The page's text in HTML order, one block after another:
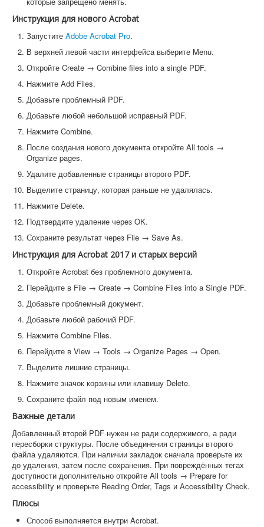
Инструкция для нового Acrobat
Запустите Adobe Acrobat Pro.
В верхней левой части интерфейса выберите Menu.
Откройте Create → Combine files into a single PDF.
Нажмите Add Files.
Добавьте проблемный PDF.
Добавьте любой небольшой исправный PDF.
Нажмите Combine.
После создания нового документа откройте All tools →
Organize pages.
Удалите добавленные страницы второго PDF.
Выделите страницу, которая раньше не удалялась.
Нажмите Delete.
Подтвердите удаление через OK.
Сохраните результат через File → Save As.
Инструкция для Acrobat 2017 и старых версий
Откройте Acrobat без проблемного документа.
Перейдите в File → Create → Combine Files into a Single PDF.
Добавьте проблемный документ.
Добавьте любой рабочий PDF.
Нажмите Combine Files.
Перейдите в View → Tools → Organize Pages → Open.
Выделите лишние страницы.
Нажмите значок корзины или клавишу Delete.
Сохраните файл под новым именем.
Важные детали
Добавленный второй PDF нужен не ради содержимого, а ради
пересборки структуры. После объединения страницы второго
файла удаляются. При наличии закладок сначала проверьте их
до удаления, затем после сохранения. При повреждённых тегах
доступности дополнительно откройте All tools → Prepare for
accessibility и проверьте Reading Order, Tags и Accessibility Check.
Плюсы
Способ выполняется внутри Acrobat.